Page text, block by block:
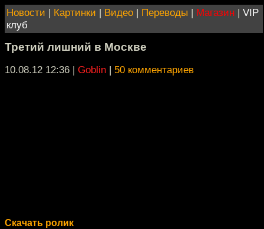
Новости | Картинки | Видео | Переводы | Магазин | VIP
клуб
Третий лишний в Москве
10.08.12 12:36 | Goblin | 50 комментариев
Скачать ролик